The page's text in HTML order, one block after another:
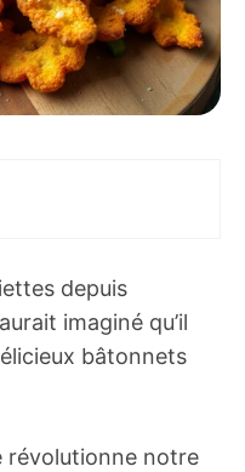
depuis
imaginé qu’il
bâtonnets
révolutionne notre